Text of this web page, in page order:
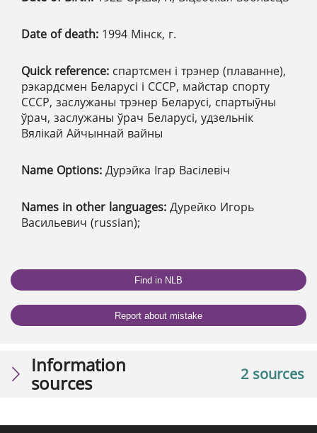
Date of death: 1994 Мінск, г.
Quick reference: спартсмен і трэнер (плаванне),
рэкардсмен Беларусі і СССР, майстар спорту
СССР, заслужаны трэнер Беларусі, спартыўны
ўрач, заслужаны ўрач Беларусі, удзельнік
Вялікай Айчыннай вайны
Name Options: Дурэйка Ігар Васілевіч
Names in other languages: Дурейко Игорь
Васильевич (russian);
Find in NLB
Report about mistake
2 sources
Information
sources